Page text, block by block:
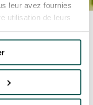
leur avez fournies
utilisation de leurs
famille
gratuits à
mai
SAINT-
MAI